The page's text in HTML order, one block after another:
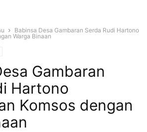
Babinsa Desa Gambaran Serda Rudi Hartono
Warga Binaan
Gambaran
Hartono
Komsos dengan